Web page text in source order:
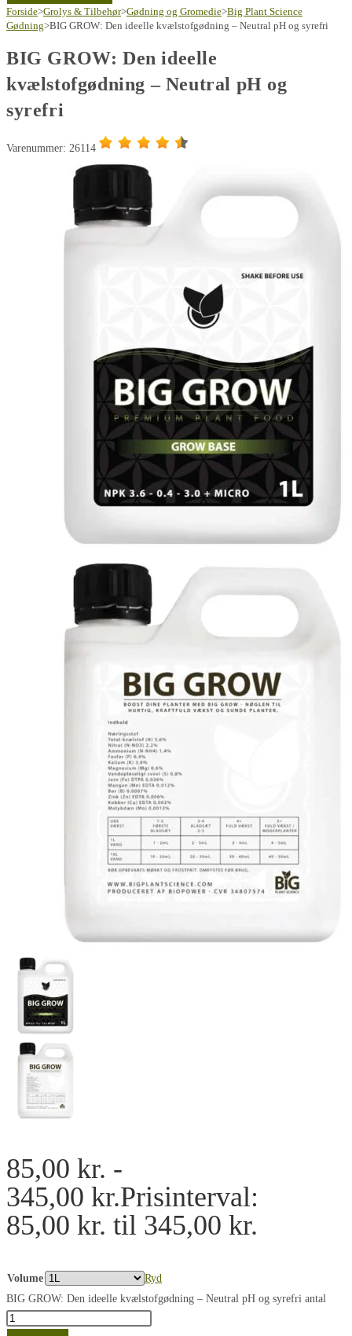
Forside>Grolys & Tilbehør>Gødning og Gromedie>Big Plant Science
Gødning>BIG GROW: Den ideelle kvælstofgødning – Neutral pH og syrefri
BIG GROW: Den ideelle
kvælstofgødning – Neutral pH og
syrefri
Varenummer: 26114
85,00 kr. -
345,00 kr.Prisinterval:
85,00 kr. til 345,00 kr.
Volume
Ryd
BIG GROW: Den ideelle kvælstofgødning – Neutral pH og syrefri antal